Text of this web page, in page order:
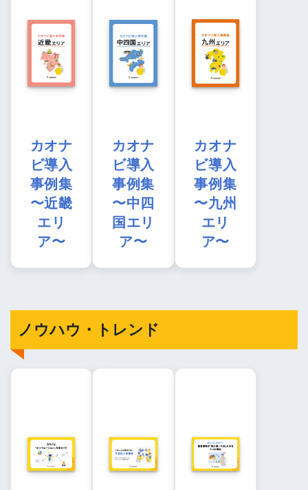
カオナ
ビ導入
事例集
〜近畿
エリ
ア〜
カオナ
ビ導入
事例集
〜中四
国エリ
ア〜
カオナ
ビ導入
事例集
〜九州
エリ
ア〜
ノウハウ・トレンド